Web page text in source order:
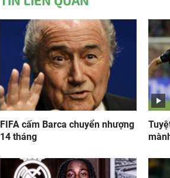
FIFA cấm Barca chuyển nhượng
14 tháng